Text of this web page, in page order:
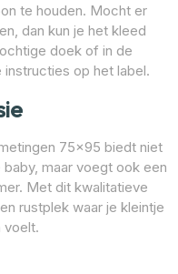
te houden. Mocht er
dan kun je het kleed
doek of in de
op het label.
75×95 biedt niet
maar voegt ook een
Met dit kwalitatieve
rustplek waar je kleintje
voelt.